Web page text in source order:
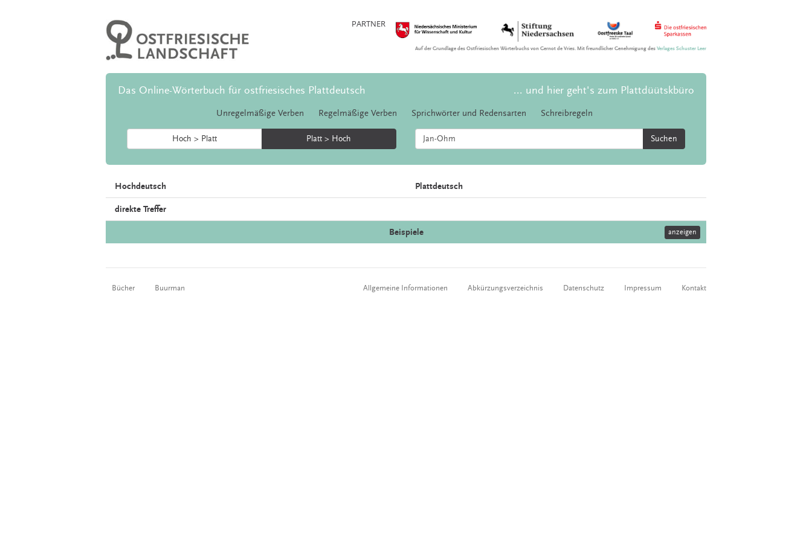
PARTNER
Auf der Grundlage des Ostfriesischen Wörterbuchs von Gernot de Vries. Mit freundlicher Genehmigung desVerlages Schuster Leer
Das Online-Wörterbuch für ostfriesisches Plattdeutsch ... und hier geht's zum Plattdüütskbüro
Unregelmäßige Verben Regelmäßige Verben Sprichwörter und Redensarten Schreibregeln
Hoch > Platt Platt > Hoch Suchen
Hochdeutsch Plattdeutsch
direkte Treffer
Beispiele anzeigen
Bücher Buurman Allgemeine Informationen Abkürzungsverzeichnis Datenschutz Impressum Kontakt